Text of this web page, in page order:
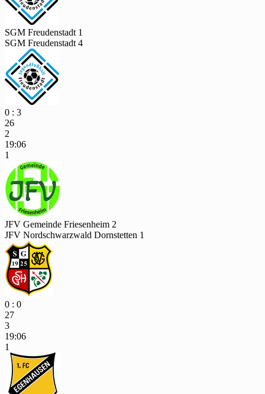
SGM Freudenstadt 1
SGM Freudenstadt 4
0 : 3
26
2
19:06
1
JFV Gemeinde Friesenheim 2
JFV Nordschwarzwald Dornstetten 1
0 : 0
27
3
19:06
1